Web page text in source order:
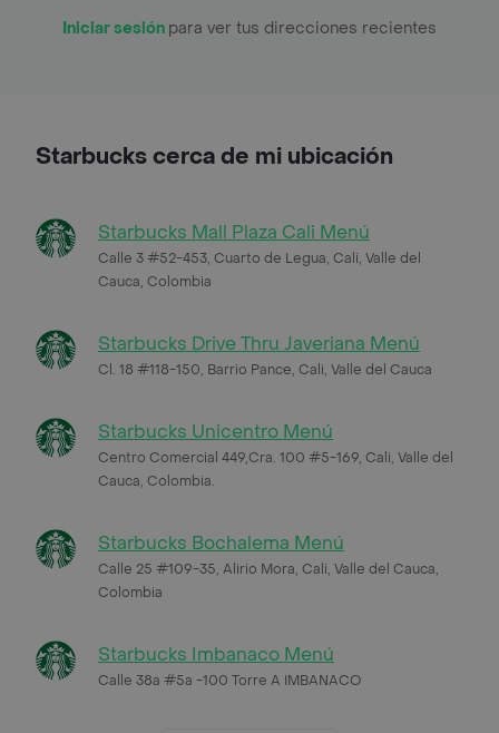
Iniciar sesión para ver tus direcciones recientes
Starbucks cerca de mi ubicación
Starbucks Mall Plaza Cali Menú
Calle 3 #52-453, Cuarto de Legua, Cali, Valle del
Cauca, Colombia
Starbucks Drive Thru Javeriana Menú
Cl. 18 #118-150, Barrio Pance, Cali, Valle del Cauca
Starbucks Unicentro Menú
Centro Comercial 449,Cra. 100 #5-169, Cali, Valle del
Cauca, Colombia.
Starbucks Bochalema Menú
Calle 25 #109-35, Alirio Mora, Cali, Valle del Cauca,
Colombia
Starbucks Imbanaco Menú
Calle 38a #5a -100 Torre A IMBANACO